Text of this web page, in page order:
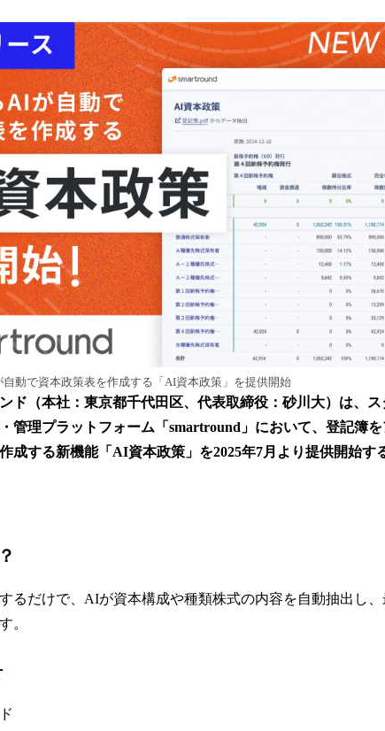
ね
！
数
中
で
す
自動で資本政策表を作成する「AI資本政策」を提供開始
ド（本社：東京都千代田区、代表取締役：砂川大）は、
管理プラットフォーム「smartround」において、登記簿
成する新機能「AI資本政策」を2025年7月より提供開始す
るだけで、AIが資本構成や種類株式の内容を自動抽出し
。